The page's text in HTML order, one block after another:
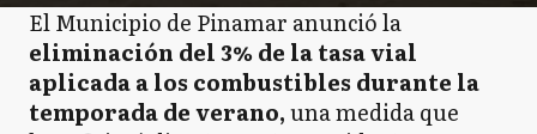
El Municipio de Pinamar anunció la
eliminación del 3% de la tasa vial
aplicada a los combustibles durante la
temporada de verano,una medida que